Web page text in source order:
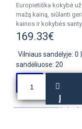
Europietiška kokybė už
mažą kainą, siūlanti
kainos ir kokybės
169.33€
Vilniaus sandėlyje: 0
sandėliuose: 20
Į